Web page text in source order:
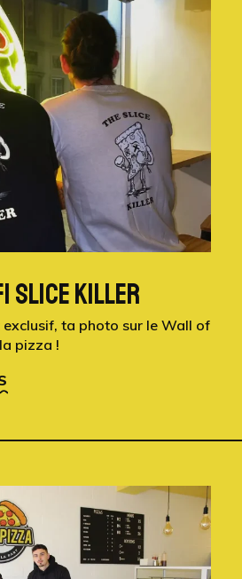
SLICE KILLER
ta photo sur le Wall of
pizza !